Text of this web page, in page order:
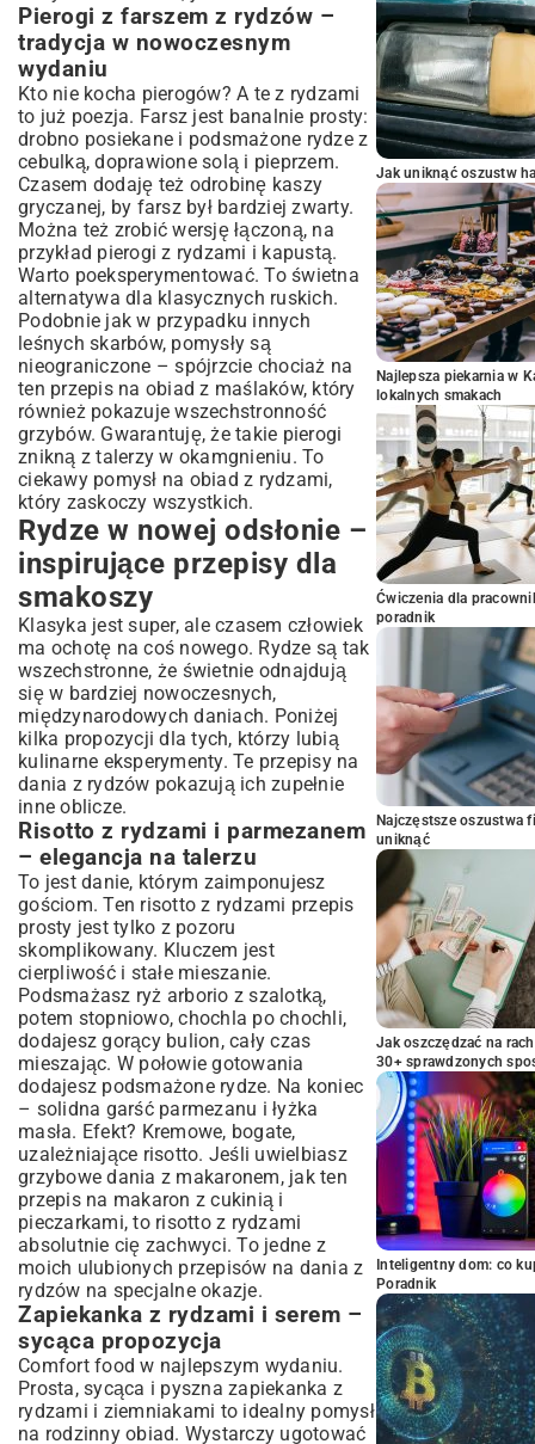
Pierogi z farszem z rydzów –
tradycja w nowoczesnym
wydaniu
Kto nie kocha pierogów? A te z rydzami
to już poezja. Farsz jest banalnie prosty:
drobno posiekane i podsmażone rydze z
cebulką, doprawione solą i pieprzem.
Czasem dodaję też odrobinę kaszy
gryczanej, by farsz był bardziej zwarty.
Można też zrobić wersję łączoną, na
przykład pierogi z rydzami i kapustą.
Warto poeksperymentować. To świetna
alternatywa dla klasycznych ruskich.
Podobnie jak w przypadku innych
leśnych skarbów, pomysły są
nieograniczone – spójrzcie chociaż na
ten przepis na obiad z maślaków, który
również pokazuje wszechstronność
grzybów. Gwarantuję, że takie pierogi
znikną z talerzy w okamgnieniu. To
ciekawy pomysł na obiad z rydzami,
który zaskoczy wszystkich.
Rydze w nowej odsłonie –
inspirujące przepisy dla
smakoszy
Klasyka jest super, ale czasem człowiek
ma ochotę na coś nowego. Rydze są tak
wszechstronne, że świetnie odnajdują
się w bardziej nowoczesnych,
międzynarodowych daniach. Poniżej
kilka propozycji dla tych, którzy lubią
kulinarne eksperymenty. Te przepisy na
dania z rydzów pokazują ich zupełnie
inne oblicze.
Risotto z rydzami i parmezanem
– elegancja na talerzu
To jest danie, którym zaimponujesz
gościom. Ten risotto z rydzami przepis
prosty jest tylko z pozoru
skomplikowany. Kluczem jest
cierpliwość i stałe mieszanie.
Podsmażasz ryż arborio z szalotką,
potem stopniowo, chochla po chochli,
dodajesz gorący bulion, cały czas
mieszając. W połowie gotowania
dodajesz podsmażone rydze. Na koniec
– solidna garść parmezanu i łyżka
masła. Efekt? Kremowe, bogate,
uzależniające risotto. Jeśli uwielbiasz
grzybowe dania z makaronem, jak ten
przepis na makaron z cukinią i
pieczarkami, to risotto z rydzami
absolutnie cię zachwyci. To jedne z
moich ulubionych przepisów na dania z
rydzów na specjalne okazje.
Zapiekanka z rydzami i serem –
sycąca propozycja
Comfort food w najlepszym wydaniu.
Prosta, sycąca i pyszna zapiekanka z
rydzami i ziemniakami to idealny pomysł
na rodzinny obiad. Wystarczy ugotować
Jak uniknąć oszustw
Najlepsza piekarnia w
lokalnych smakach
Ćwiczenia dla
poradnik
Najczęstsze oszustwa
uniknąć
Jak oszczędzać na
30+ sprawdzonych
Inteligentny dom: co
Poradnik